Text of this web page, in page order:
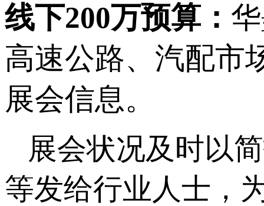
线下200万预算：
高速公路、汽配市
展会信息。
展会状况及时以
等发给行业人士，